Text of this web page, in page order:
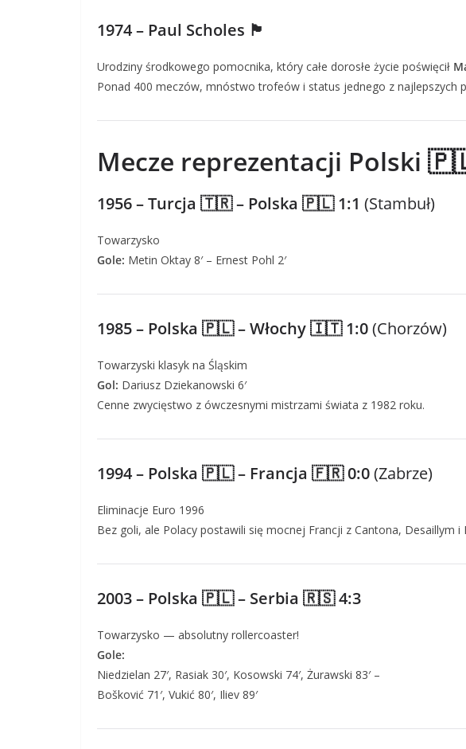
1974 – Paul Scholes 🏴
Urodziny środkowego pomocnika, który całe dorosłe życie poświęcił
Ponad 400 meczów, mnóstwo trofeów i status jednego z najlepszych
Mecze reprezentacji Polski
1956 – Turcja 🇹🇷 – Polska 🇵🇱 1:1 (Stambuł)
Towarzysko
Gole: Metin Oktay 8′ – Ernest Pohl 2′
1985 – Polska 🇵🇱 – Włochy 🇮🇹 1:0(Chorzów)
Towarzyski klasyk na Śląskim
Gol: Dariusz Dziekanowski 6′
Cenne zwycięstwo z ówczesnymi mistrzami świata z 1982 roku.
1994 – Polska 🇵🇱 – Francja 🇫🇷 0:0(Zabrze)
Eliminacje Euro 1996
Bez goli, ale Polacy postawili się mocnej Francji z Cantona, Desaillym i
2003 – Polska 🇵🇱 – Serbia 🇷🇸 4:3
Towarzysko — absolutny rollercoaster!
Gole:
Niedzielan 27′, Rasiak 30′, Kosowski 74′, Żurawski 83′ –
Bošković 71′, Vukić 80′, Iliev 89′